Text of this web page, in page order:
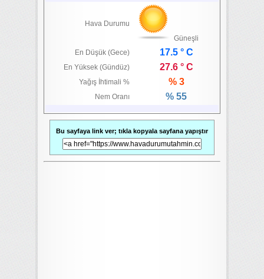
Hava Durumu
Güneşli
En Düşük (Gece)
17.5 ° C
En Yüksek (Gündüz) 27.6 ° C
Yağış İhtimali % % 3
Nem Oranı % 55
Bu sayfaya link ver; tıkla kopyala sayfana yapıştır